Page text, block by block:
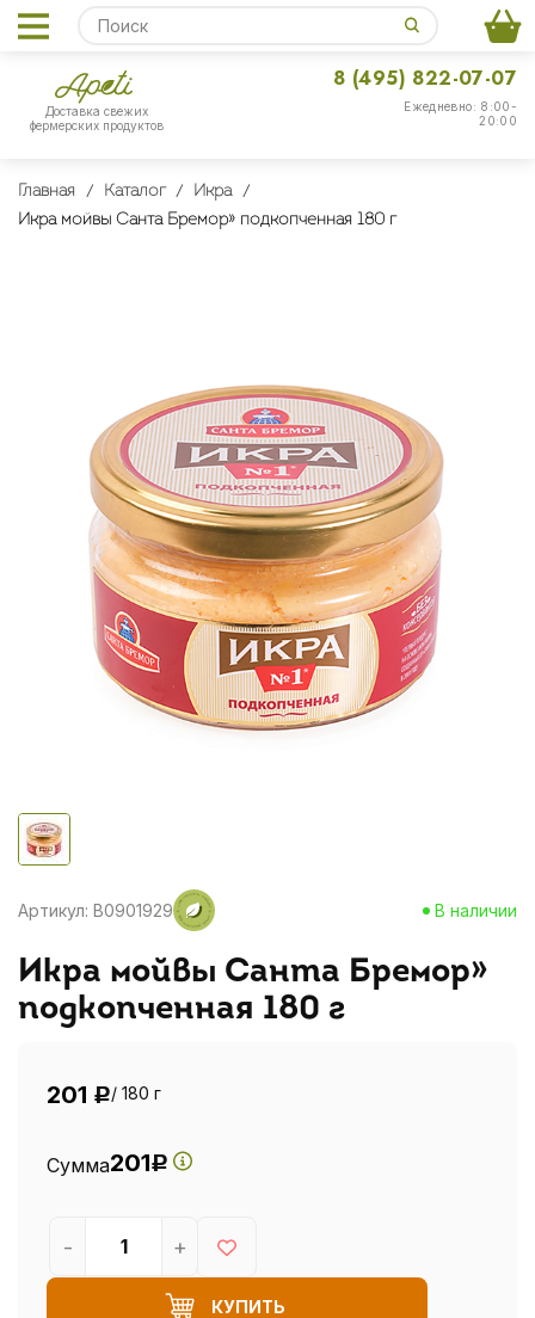
Доставка свежих
фермерских продуктов
Ежедневно: 8:00-
20:00
8 (495) 822-07-07
Главная Каталог
Икра
Икра мойвы Санта Бремор» подкопченная 180 г
Артикул: B0901929 В наличии
Икра мойвы Санта Бремор»
подкопченная 180 г
201 Р/ 180 г
Сумма201Р
КУПИТЬ
- +